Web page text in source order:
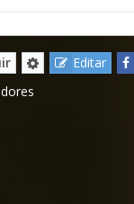
Editar